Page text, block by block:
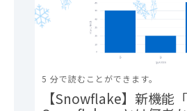
5 分で読むことができます。
【Snowflake】新機能